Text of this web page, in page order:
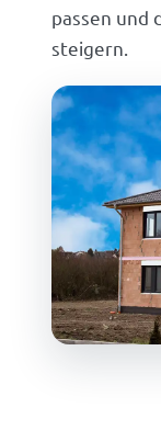
passen und
steigern.